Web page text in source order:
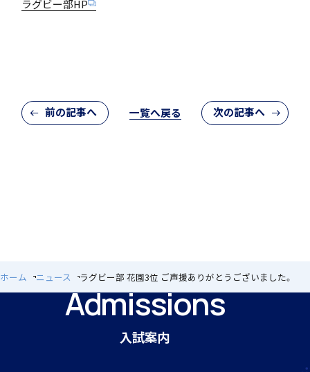
ラグビー部HP
前の記事へ 一覧へ戻る 次の記事へ
ホーム ニュース ラグビー部 花園3位 ご声援ありがとうございました。
Admissions
入試案内
いじめ防止基本方針
アカデミアクラス（AC）
閉じる